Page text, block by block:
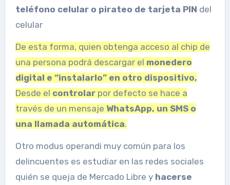
teléfono celular o pirateo de tarjeta PIN del
celular
De esta forma, quien obtenga acceso al chip de
una persona podrá descargar el monedero
digital e “instalarlo” en otro dispositivo,
Desde el controlarpor defecto se hace a
través de un mensaje WhatsApp, un SMS o
una llamada automática.
Otro modus operandi muy común para los
delincuentes es estudiar en las redes sociales
quién se queja de Mercado Libre y hacerse